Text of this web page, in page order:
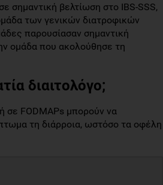
σημαντική βελτίωση στο IBS-SSS,
των γενικών διατροφικών
παρουσίασαν σημαντική
ομάδα που ακολούθησε τη
διαιτολόγο;
σε FODMAPs μπορούν να
τη διάρροια, ωστόσο τα οφέλη